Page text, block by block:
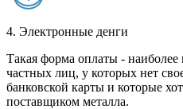
4. Электронные денги
Такая форма оплаты -
частных лиц, у которых нет
банковской карты и которые
поставщиком металла.